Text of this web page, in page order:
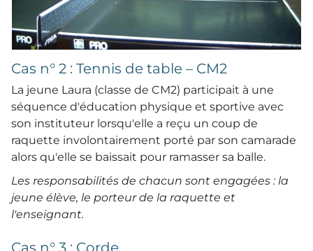
Cas n° 2 : Tennis de table – CM2
La jeune Laura (classe de CM2) participait à une
séquence d'éducation physique et sportive avec
son instituteur lorsqu'elle a reçu un coup de
raquette involontairement porté par son camarade
alors qu'elle se baissait pour ramasser sa balle.
Les responsabilités de chacun sont engagées : la
jeune élève, le porteur de la raquette et
l'enseignant.